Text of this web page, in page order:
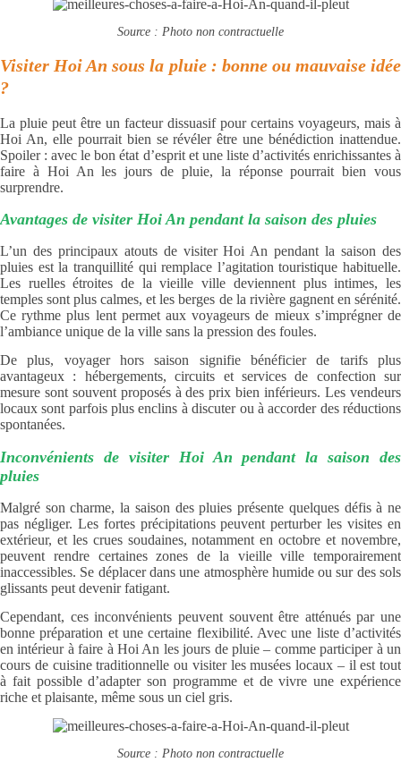
Source : Photo non contractuelle
Visiter Hoi An sous la pluie : bonne ou mauvaise idée
?
La pluie peut être un facteur dissuasif pour certains voyageurs, mais à
Hoi An, elle pourrait bien se révéler être une bénédiction inattendue.
Spoiler : avec le bon état d’esprit et une liste d’activités enrichissantes à
faire à Hoi An les jours de pluie, la réponse pourrait bien vous
surprendre.
Avantages de visiter Hoi An pendant la saison des pluies
L’un des principaux atouts de visiter Hoi An pendant la saison des
pluies est la tranquillité qui remplace l’agitation touristique habituelle.
Les ruelles étroites de la vieille ville deviennent plus intimes, les
temples sont plus calmes, et les berges de la rivière gagnent en sérénité.
Ce rythme plus lent permet aux voyageurs de mieux s’imprégner de
l’ambiance unique de la ville sans la pression des foules.
De plus, voyager hors saison signifie bénéficier de tarifs plus
avantageux : hébergements, circuits et services de confection sur
mesure sont souvent proposés à des prix bien inférieurs. Les vendeurs
locaux sont parfois plus enclins à discuter ou à accorder des réductions
spontanées.
Inconvénients de visiter Hoi An pendant la saison des
pluies
Malgré son charme, la saison des pluies présente quelques défis à ne
pas négliger. Les fortes précipitations peuvent perturber les visites en
extérieur, et les crues soudaines, notamment en octobre et novembre,
peuvent rendre certaines zones de la vieille ville temporairement
inaccessibles. Se déplacer dans une atmosphère humide ou sur des sols
glissants peut devenir fatigant.
Cependant, ces inconvénients peuvent souvent être atténués par une
bonne préparation et une certaine flexibilité. Avec une liste d’activités
en intérieur à faire à Hoi An les jours de pluie – comme participer à un
cours de cuisine traditionnelle ou visiter les musées locaux – il est tout
à fait possible d’adapter son programme et de vivre une expérience
riche et plaisante, même sous un ciel gris.
Source : Photo non contractuelle